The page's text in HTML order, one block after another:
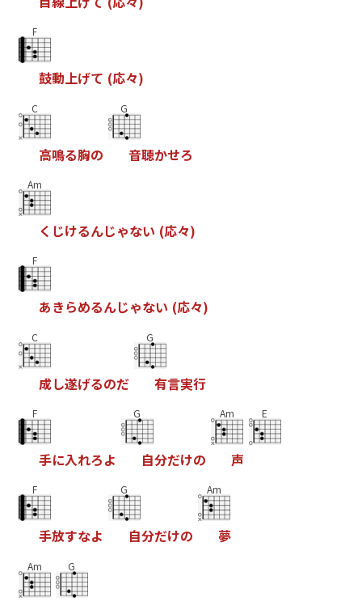
F
鼓動上げて (応々)
C
高鳴る胸の
G
音聴かせろ
Am
く じけるんじゃない (応々)
F
あきらめるんじゃない (応々)
C
成し遂げるのだ
G
有言実行
F
手に入れろよ
G
自分だけの
Am
声
E
F
手放すなよ
G
自分だけの
Am
夢
Am G